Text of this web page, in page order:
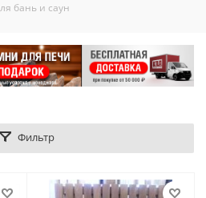
бань и саун
Фильтр